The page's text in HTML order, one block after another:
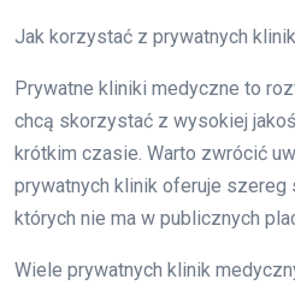
Jak korzystać z prywatnych
Prywatne kliniki medyczne to
chcą skorzystać z wysokiej
krótkim czasie. Warto zwrócić
prywatnych klinik oferuje szereg
których nie ma w publicznych
Wiele prywatnych klinik